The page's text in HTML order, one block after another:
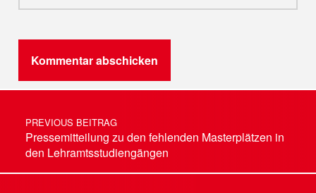
Post navigation
PREVIOUS BEITRAG
Pressemitteilung zu den fehlenden Masterplätzen in
den Lehramtsstudiengängen